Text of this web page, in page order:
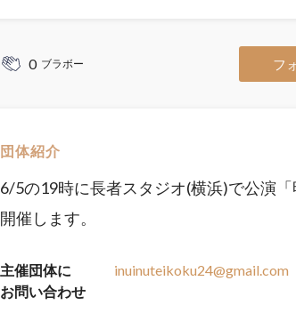
0 ブラボー フ
団体紹介
6/5の19時に長者スタジオ(横浜)で公演
開催します。
主催団体に
お問い合わせ
inuinuteikoku24@gmail.com